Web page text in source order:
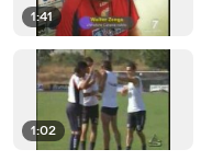
1:41
1:02